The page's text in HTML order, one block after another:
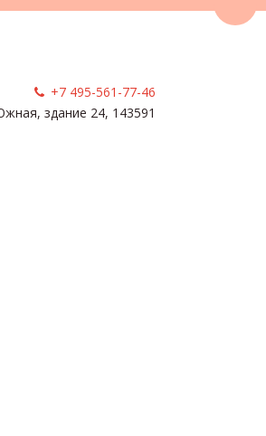
+7 495-561-77-46
здание 24, 143591